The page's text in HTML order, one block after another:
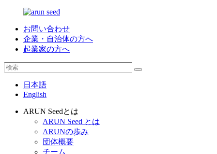
お問い合わせ
企業・自治体の方へ
起業家の方へ
日本語
English
ARUN Seedとは
ARUN Seed とは
ARUNの歩み
団体概要
チーム